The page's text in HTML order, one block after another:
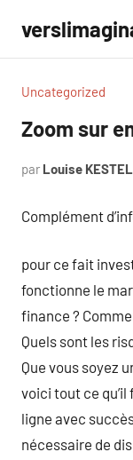
contenu
Uncategorized
Zoom sur
par Louise KESTEL
Complément
pour ce fait
fonctionne le
finance ?
Quels sont les
Que vous soyez
voici tout ce
ligne avec
nécessaire de